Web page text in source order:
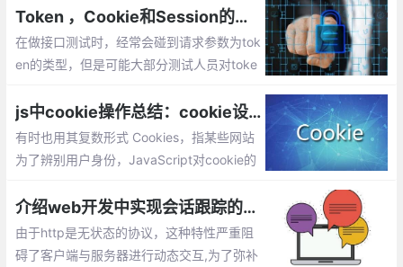
ocalStorage特点、localStorage的兼容、lo
calStorage的使用等
Token ，Cookie和Session的区别
在做接口测试时，经常会碰到请求参数为tok
en的类型，但是可能大部分测试人员对toke
js中cookie操作总结：cookie设置，读取，删除，判断是否存在
有时也用其复数形式 Cookies，指某些网站
为了辨别用户身份，JavaScript对cookie的
cookie，判断cookie是否存在.......
介绍web开发中实现会话跟踪的常用技术方法
由于http是无状态的协议，这种特性严重阻
碍了客户端与服务器进行动态交互,为了弥补